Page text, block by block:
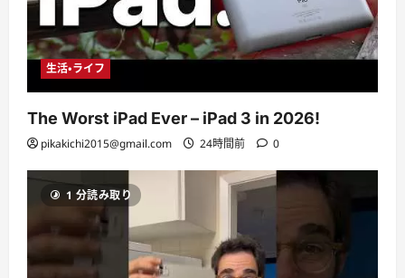
生活・ライフ
The Worst iPad Ever – iPad 3 in 2026!
pikakichi2015@gmail.com 24時間前 0
1 分読み取り